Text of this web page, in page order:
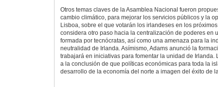
Otros temas claves de la Asamblea Nacional fueron
cambio climático, para mejorar los servicios públicos y la
Lisboa, sobre el que votarán los irlandeses en los
considera otro paso hacia la centralización de poderes en
formada por tecnócratas, así como una amenaza para la
neutralidad de Irlanda. Asímismo, Adams anunció la
trabajará en iniciativas para fomentar la unidad de Irlanda.
a la conclusión de que políticas económicas para toda la
desarrollo de la economía del norte a imagen del éxito de